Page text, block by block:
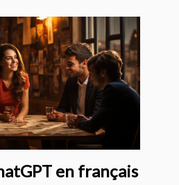
en français